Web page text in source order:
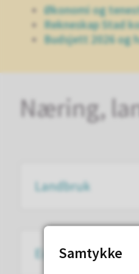
Økonomi og
Rekneskap Stad
Budsjett 2026 og
Næring,
Landbruk
Eigedomsskatt
Samtykke